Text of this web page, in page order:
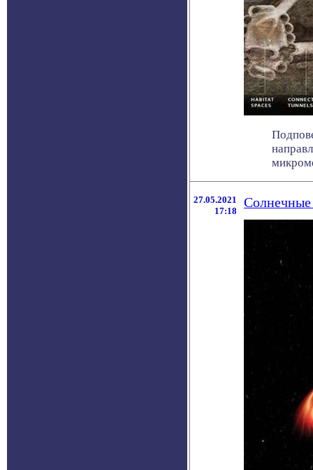
27.05.2021
17:18
Солнечные